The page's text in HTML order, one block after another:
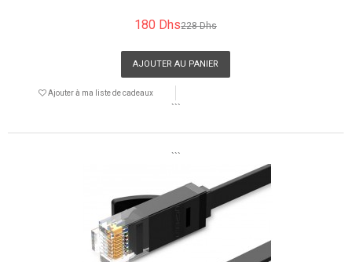
180 Dhs228 Dhs
AJOUTER AU PANIER
Ajouter à ma liste de cadeaux
```
```